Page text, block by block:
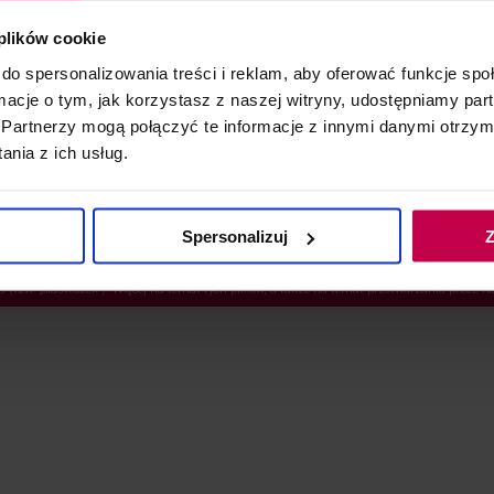
cookie
spersonalizowania treści i reklam, aby oferować funkcje
o tym, jak korzystasz z naszej witryny, udostępniamy
mogą połączyć te informacje z innymi danymi
z ich usług.
Spersonalizuj
Serwis
Reklamacje
(tzw. „ciasteczek”). Więcej na temat tych plików, a także na temat przetwarzania przez